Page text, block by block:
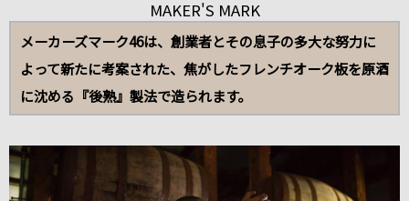
MAKER'S MARK
メーカーズマーク46は、創業者とその息子の多大な努力に
よって新たに考案された、焦がしたフレンチオーク板を原酒
に沈める『後熟』製法で造られます。